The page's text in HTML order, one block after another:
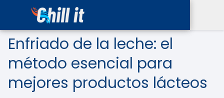
Enfriado de la leche: el
método esencial para
mejores productos lácteos